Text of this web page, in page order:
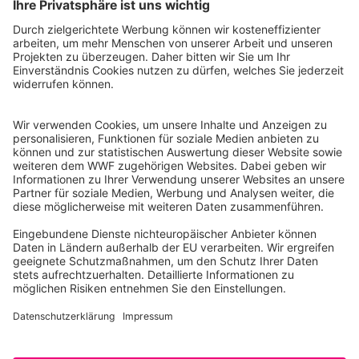
WWF Deutschland
Reinhardtstr. 18
10117 Berlin
Ihre Spende kann steuerlich geltend gemacht werden
Registriert als Stiftung WWF Deutschland, Senatsverwaltung für
Justiz Berlin, Az: 3416/976/2
Umsatzsteuer-Identifikationsnummer: DE 114236103
Freistellungsbescheid: Als gemeinnützige Körperschaft befreit
von der Körperschaftssteuer gem. §5 I 9 KStg. unter der
Steuernummer 27/641/09321